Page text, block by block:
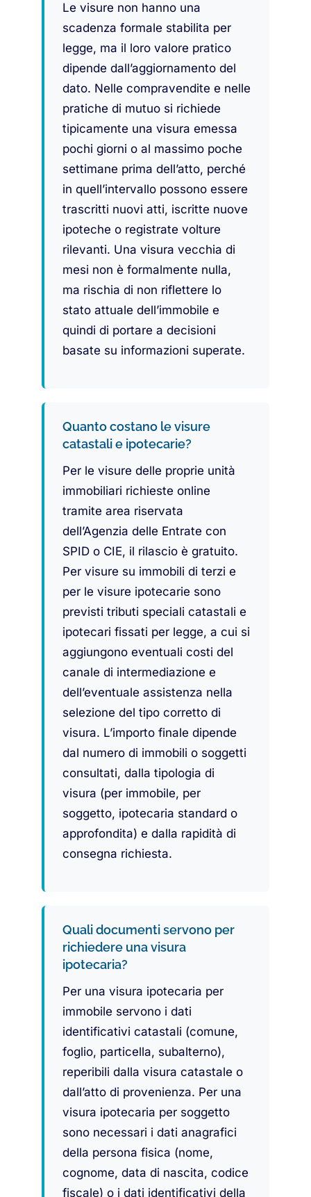
Le visure non hanno una
scadenza formale stabilita per
legge, ma il loro valore pratico
dipende dall’aggiornamento del
dato. Nelle compravendite e nelle
pratiche di mutuo si richiede
tipicamente una visura emessa
pochi giorni o al massimo poche
settimane prima dell’atto, perché
in quell’intervallo possono essere
trascritti nuovi atti, iscritte nuove
ipoteche o registrate volture
rilevanti. Una visura vecchia di
mesi non è formalmente nulla,
ma rischia di non riflettere lo
stato attuale dell’immobile e
quindi di portare a decisioni
basate su informazioni superate.
Quanto costano le visure
catastali e ipotecarie?
Per le visure delle proprie unità
immobiliari richieste online
tramite area riservata
dell’Agenzia delle Entrate con
SPID o CIE, il rilascio è gratuito.
Per visure su immobili di terzi e
per le visure ipotecarie sono
previsti tributi speciali catastali e
ipotecari fissati per legge, a cui si
aggiungono eventuali costi del
canale di intermediazione e
dell’eventuale assistenza nella
selezione del tipo corretto di
visura. L’importo finale dipende
dal numero di immobili o soggetti
consultati, dalla tipologia di
visura (per immobile, per
soggetto, ipotecaria standard o
approfondita) e dalla rapidità di
consegna richiesta.
Quali documenti servono per
richiedere una visura
ipotecaria?
Per una visura ipotecaria per
immobile servono i dati
identificativi catastali (comune,
foglio, particella, subalterno),
reperibili dalla visura catastale o
dall’atto di provenienza. Per una
visura ipotecaria per soggetto
sono necessari i dati anagrafici
della persona fisica (nome,
cognome, data di nascita, codice
fiscale) o i dati identificativi della